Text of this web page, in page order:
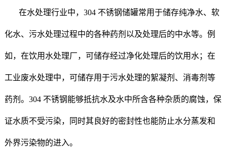
在水处理行业中，304 不锈钢储罐常用于储存纯净水、软
化水、污水处理过程中的各种药剂以及处理后的中水等。例
如，在饮用水处理厂，可储存经过净化处理后的饮用水；在
工业废水处理中，可储存用于污水处理的絮凝剂、消毒剂等
药剂。304 不锈钢能够抵抗水及水中所含各种杂质的腐蚀，保
证水质不受污染，同时其良好的密封性也能防止水分蒸发和
外界污染物的进入。